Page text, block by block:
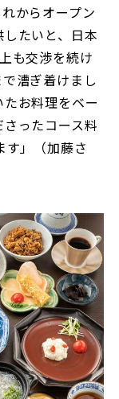
からオープン
たいと、日本
も交渉を続け
漕ぎ着けまし
お料理をベー
ったコース料
す」（加藤さ